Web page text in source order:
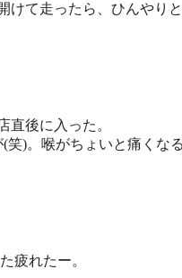
けて走ったら、ひんやり
直後に入った。
笑)。喉がちょいと痛くな
疲れたー。